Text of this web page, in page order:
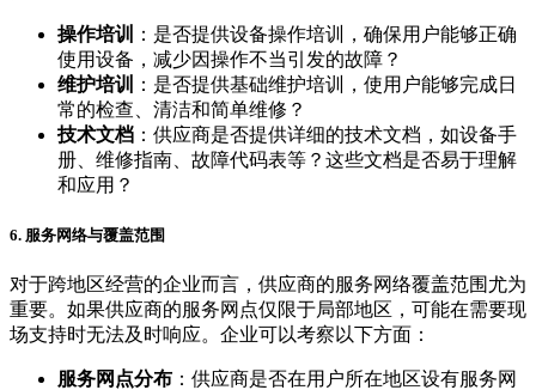
操作培训
：是否提供设备操作培训，确保用户能够正确
使用设备，减少因操作不当引发的故障？
维护培训
：是否提供基础维护培训，使用户能够完成日
常的检查、清洁和简单维修？
技术文档 ：供应商是否提供详细的技术文档，如设备手
册、维修指南、故障代码表等？这些文档是否易于理解
和应用？
6. 服务网络与覆盖范围
对于跨地区经营的企业而言，供应商的服务网络覆盖范围尤为
重要。如果供应商的服务网点仅限于局部地区，可能在需要现
场支持时无法及时响应。企业可以考察以下方面：
服务网点分布 ：供应商是否在用户所在地区设有服务网